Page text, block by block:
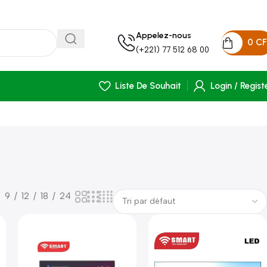
Appelez-nous
(+221) 77 512 68 00
0
Liste De Souhait Login /
9 12 18 24